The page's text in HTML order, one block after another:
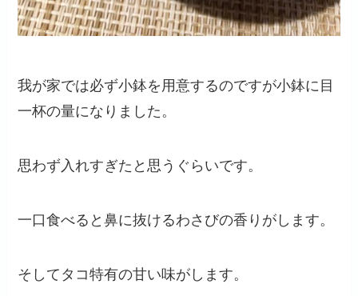
我が家では必ず小鉢を用意するのですが小鉢に目
一杯の量になりました。
思わず入れすぎたと思うぐらいです。
一口食べると鼻に抜けるわさびの香りがします。
そしてタコ特有の甘い味がします。